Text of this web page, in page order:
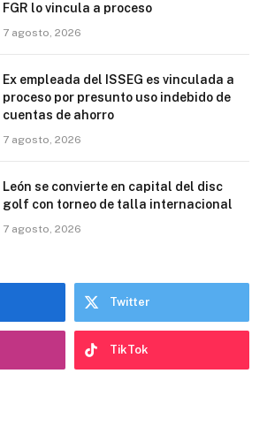
FGR lo vincula a proceso
7 agosto, 2026
Ex empleada del ISSEG es vinculada a
proceso por presunto uso indebido de
cuentas de ahorro
7 agosto, 2026
León se convierte en capital del disc
golf con torneo de talla internacional
7 agosto, 2026
Twitter
TikTok